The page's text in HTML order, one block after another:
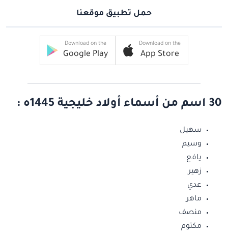
حمل تطبيق موقعنا
Download on the
App Store
Download on the
Google Play
30 اسم من أسماء أولاد خليجية 1445ه :
سهيل
وسيم
يافع
زهير
عدي
ماهر
منصف
مكتوم